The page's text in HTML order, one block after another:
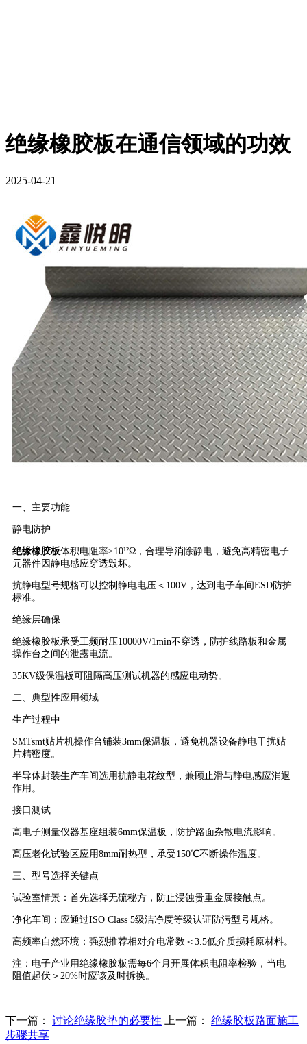
绝缘橡胶板在通信领域的功效
2025-04-21
一、主要功能
静电防护
绝缘橡胶板体积电阻率≥10¹²Ω，合理导消除静电，避免高精密电子
元器件因静电感应穿透毁坏。
抗静电型号规格可以控制静电电压＜100V，达到电子车间ESD防护
标准。
绝缘层确保
绝缘橡胶板承受工频耐压10000V/1min不穿透，防护线路板和金属
操作台之间的泄露电流。
35KV级保温板可阻隔高压测试机器的感应电动势。
二、典型性应用领域
生产过程中
SMTsmt贴片机操作台铺装3mm保温板，避免机器设备静电干扰贴
片精密度。
半导体封装生产车间选用抗静电花纹型，兼顾止滑与静电感应消退
作用。
接口测试
高电子测量仪器基座组装6mm保温板，防护路面杂散电流影响。
髙压老化试验区应用8mm耐热型，承受150℃不断操作温度。
三、型号选择关键点
试验室情景：首先选择无硫秘方，防止浸蚀贵重金属接触点。
净化车间：应通过ISO Class 5级洁净度等级认证防污型号规格。
高频率自然环境：强烈推荐相对介电常数＜3.5低介质损耗原材料。
注：电子产业用绝缘橡胶板需每6个月开展体积电阻率检验，当电
阻值起伏＞20%时应该及时拆换。
下一篇： 讨论绝缘胶垫的必要性 上一篇： 绝缘胶板路面施工
步骤共享